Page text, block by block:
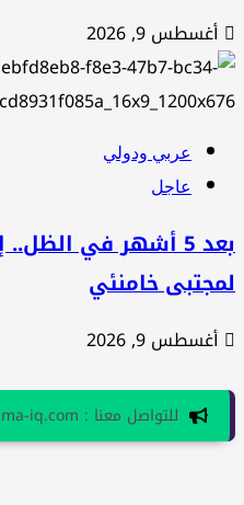
أغسطس 9, 2026
عربي ودولي
عاجل
بعد 5 أشهر في الظل..
خامنئي
أغسطس 9, 2026
للتواصل معنا : info@uma-iq.com